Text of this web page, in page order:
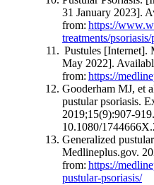
31 January 2023].
from: https://
treatments/
Pustules [Internet].
May 2022].
from: https://
Gooderham MJ, et
pustular psoriasis.
2019;15(9):907-
10.1080/
Generalized
Medlineplus.gov.
from: https://
pustular-psoriasis/